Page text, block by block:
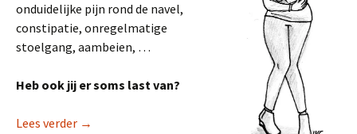
onduidelijke pijn rond de navel,
constipatie, onregelmatige
stoelgang, aambeien, …
Heb ook jij er soms last van?
Lees verder Hoe eenvoudig je spijsverteringsproblemen
→